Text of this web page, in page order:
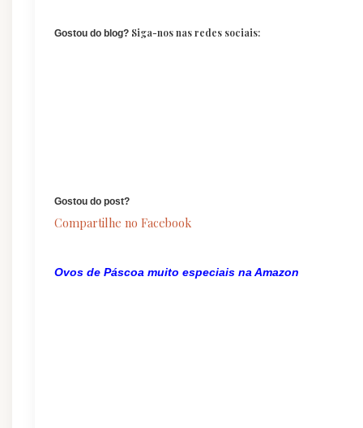
Gostou do blog? Siga-nos nas redes sociais:
Gostou do post?
Compartilhe no Facebook
Ovos de Páscoa muito especiais na Amazon